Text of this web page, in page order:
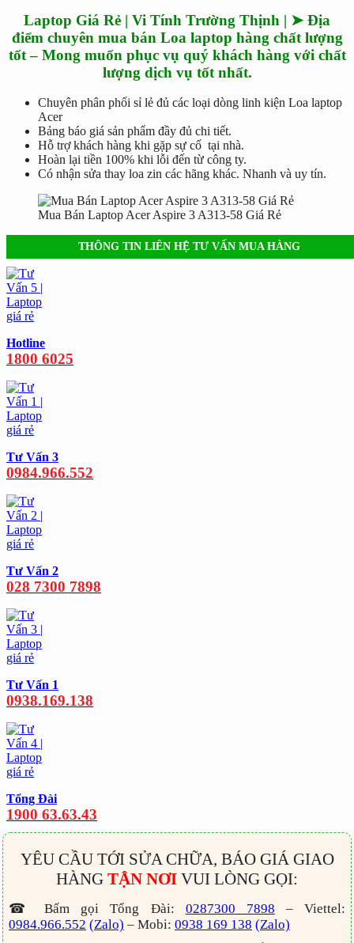
Laptop Giá Rẻ | Vi Tính Trường Thịnh | ➤ Địa
điểm chuyên mua bán Loa laptop hàng chất lượng
tốt – Mong muốn phục vụ quý khách hàng với chất
lượng dịch vụ tốt nhất.
Chuyên phân phối sỉ lẻ đủ các loại dòng linh kiện Loa laptop
Acer
Bảng báo giá sản phẩm đầy đủ chi tiết.
Hỗ trợ khách hàng khi gặp sự cố tại nhà.
Hoàn lại tiền 100% khi lỗi đến từ công ty.
Có nhận sửa thay loa zin các hãng khác. Nhanh và uy tín.
Mua Bán Laptop Acer Aspire 3 A313-58 Giá Rẻ
THÔNG TIN LIÊN HỆ TƯ VẤN MUA HÀNG
Hotline
1800 6025
Tư Vấn 3
0984.966.552
Tư Vấn 2
028 7300 7898
Tư Vấn 1
0938.169.138
Tổng Đài
1900 63.63.43
YÊU CẦU TỚI SỬA CHỮA, BÁO GIÁ GIAO
HÀNG TẬN NƠI VUI LÒNG GỌI:
☎ Bấm gọi Tổng Đài: 0287300 7898 – Viettel:
0984.966.552 (Zalo) – Mobi: 0938 169 138 (Zalo)